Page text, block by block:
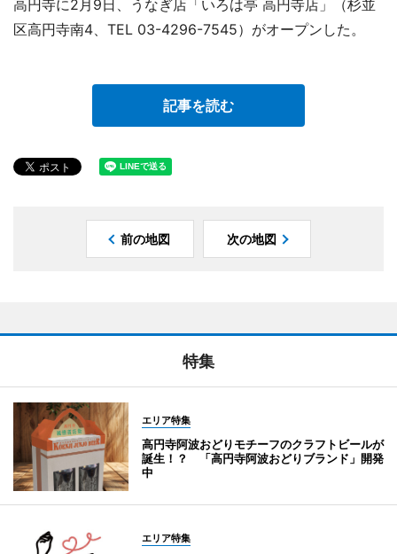
高円寺に2月9日、うなぎ店「いろは亭 高円寺店」（杉並
区高円寺南4、TEL 03-4296-7545）がオープンした。
記事を読む
前の地図 次の地図
特集
エリア特集
高円寺阿波おどりモチーフのクラフトビールが
誕生！？ 「高円寺阿波おどりブランド」開発
中
エリア特集